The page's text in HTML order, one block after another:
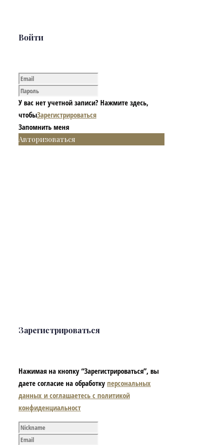
Войти
У вас нет учетной записи? Нажмите здесь,
чтобыЗарегистрироваться
Запомнить меня
Авторизоваться
Зарегистрироваться
Нажимая на кнопку “Зарегистрироваться”, вы
даете согласие на обработку персональных
данных и соглашаетесь с политикой
конфиденциальност